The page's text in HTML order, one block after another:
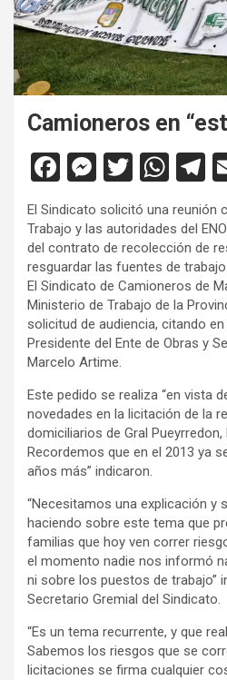
Camioneros en
F
a
ce
b
o
o
k
M
es
se
n
g
er
T
wi
tt
er
W
at
s
A
p
p
T
el
e
a
El Sindicato solicitó una reunión
Trabajo y las autoridades del
del contrato de recolección de
resguardar las fuentes de trabajo.
El Sindicato de Camioneros de
Ministerio de Trabajo de la
solicitud de audiencia, citando
Presidente del Ente de Obras y
Marcelo Artime.
Este pedido se realiza “en vista
novedades en la licitación de la
domiciliarios de Gral
Recordemos que en el 2013 ya
años más” indicaron.
“Necesitamos una explicación y
haciendo sobre este tema que
familias que hoy ven correr
el momento nadie nos informó
ni sobre los puestos de trabajo”
Secretario Gremial del Sindicato.
“Es un tema recurrente, y que
Sabemos los riesgos que se
licitaciones se firma cualquier